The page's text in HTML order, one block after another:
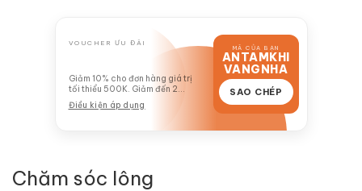
VOUCHER ƯU ĐÃI
Giảm 10% cho đơn hàng giá trị
tối thiểu 500K. Giảm đến 2
TRIỆU
Điều kiện áp dụng
MÃ CỦA BẠN
ANTAMKHI
VANGNHA
SAO CHÉP
Chăm sóc lông